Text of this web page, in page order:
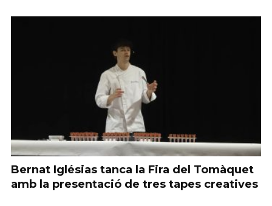
Bernat Iglésias tanca la Fira del Tomàquet
amb la presentació de tres tapes creatives